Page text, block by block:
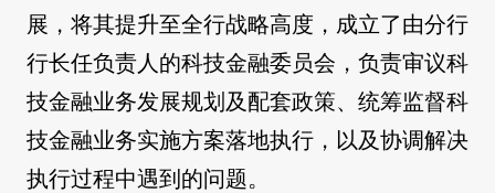
展，将其提升至全行战略高度，成立了由分行
行长任负责人的科技金融委员会，负责审议科
技金融业务发展规划及配套政策、统筹监督科
技金融业务实施方案落地执行，以及协调解决
执行过程中遇到的问题。